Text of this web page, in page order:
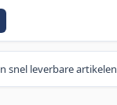
snel leverbare artikelen